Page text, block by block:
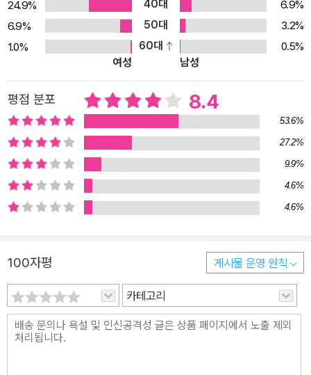
24.9%
40대
6.9%
6.9%
50대
3.2%
1.0%
60대
0.5%
여성
남성
평점 분포 8.4
53.6%
27.2%
9.9%
4.6%
4.6%
100자평 게시물 운영 원칙
카테고리